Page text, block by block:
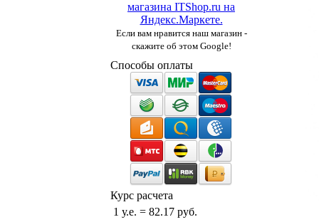
Если вам нравится наш магазин -
скажите об этом Google!
Способы оплаты
Курс расчета
1 у.е. = 82.17 руб.